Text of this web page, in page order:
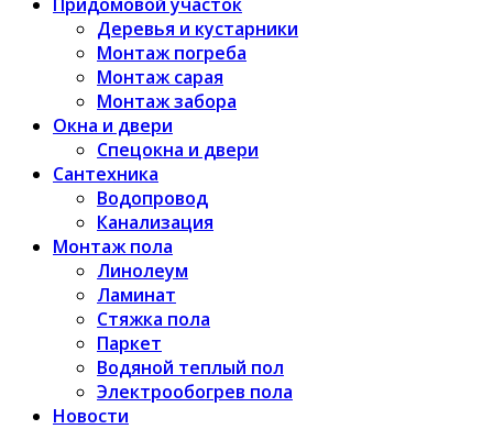
Деревья и кустарники
Монтаж погреба
Монтаж сарая
Монтаж забора
Окна и двери
Спецокна и двери
Сантехника
Водопровод
Канализация
Монтаж пола
Линолеум
Ламинат
Стяжка пола
Паркет
Водяной теплый пол
Электрообогрев пола
Новости